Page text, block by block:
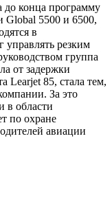
до конца программу
Global 5500 и 6500,
в
управлять резким
группа
от задержки
Learjet 85, стала тем,
За это
в области
по охране
авиации